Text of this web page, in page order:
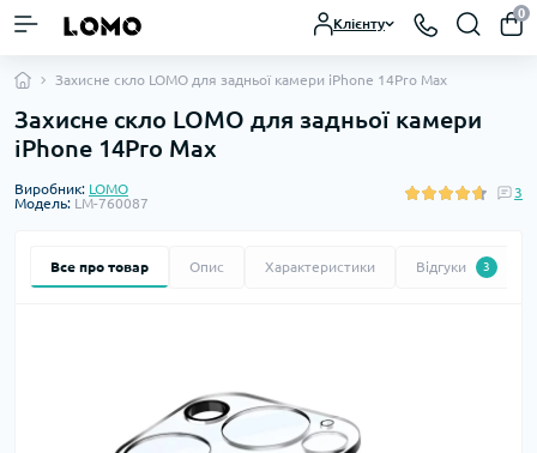
Клієнту
0
Захисне скло LOMO для задньої камери iPhone 14Pro Max
Захисне скло LOMO для задньої камери
iPhone 14Pro Max
Виробник: LOMO
Модель: LM-760087
3
Все про товар Опис Характеристики Відгуки 3